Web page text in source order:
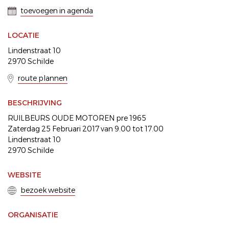
toevoegen in agenda
LOCATIE
Lindenstraat 10
2970 Schilde
route plannen
BESCHRIJVING
RUILBEURS OUDE MOTOREN pre 1965
Zaterdag 25 Februari 2017 van 9.00 tot 17.00
Lindenstraat 10
2970 Schilde
WEBSITE
bezoek website
ORGANISATIE